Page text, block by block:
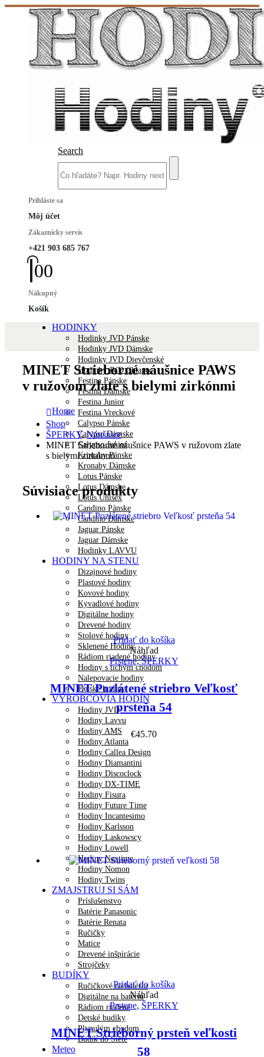
Search
Prihláste sa
Môj účet
Zákaznícky servis
+421 903 685 767
00
Nákupný
Košík
HODINKY
Hodinky JVD Pánske
Hodinky JVD Dámske
Hodinky JVD Dievčenské
Hodinky JVD Chlapec
Festina Pánske
Festina Dámske
Festina Junior
Festina Vreckové
Calypso Pánske
Calypso Dámske
Calypso Junior
Kronaby Pánske
Kronaby Dámske
Lotus Pánske
Lotus Dámske
Lotus Unisex
Candino Pánske
Candino Dámske
Jaguar Pánske
Jaguar Dámske
Hodinky LAVVU
HODINY NA STENU
Dizajnové hodiny
Plastové hodiny
Kovové hodiny
Kyvadlové hodiny
Digitálne hodiny
Drevené hodiny
Stolové hodiny
Sklenené Hodiny
Rádiom riadené hodiny
Hodiny s tichým chodom
Nalepovacie hodiny
Detské hodiny
VÝROBCOVIA HODÍN
Hodiny JVD
Hodiny Lavvu
Hodiny AMS
Hodiny Atlanta
Hodiny Callea Design
Hodiny Diamantini
Hodiny Discoclock
Hodiny DX-TIME
Hodiny Fisura
Hodiny Future Time
Hodiny Incantesimo
Hodiny Karlsson
Hodiny Laskowscy
Hodiny Lowell
Hodiny Nextime
Hodiny Nomon
Hodiny Twins
ZMAJSTRUJ SI SÁM
Príslušenstvo
Batérie Panasonic
Batérie Renata
Ručičky
Matice
Drevené inšpirácie
Strojčeky
BUDÍKY
Ručičkové na batériu
Digitálne na batériu
Rádiom riadené
Detské budíky
Plynulým chodom
Budík do Siete
Meteo
MINET Strieborné náušnice PAWS
v ružovom zlate s bielymi zirkónmi
Home
Shop
ŠPERKY,Náušnice
MINET Strieborné náušnice PAWS v ružovom zlate
s bielymi zirkónmi
Súvisiace produkty
Pridať do košíka
Náhľad
Prstene,ŠPERKY
MINET Pozlátené striebro Veľkosť
prsteňa 54
€45.70
Pridať do košíka
Náhľad
Prstene, ŠPERKY
MINET Strieborný prsteň veľkosti
58